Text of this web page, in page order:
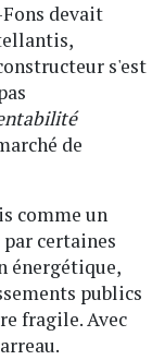
devait
s'est
de
comme un
certaines
énergétique,
publics
fragile. Avec